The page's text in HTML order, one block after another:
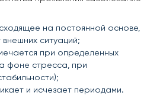
на постоянной основе,
внешних ситуаций;
при определенных
фоне стресса, при
и исчезает периодами.